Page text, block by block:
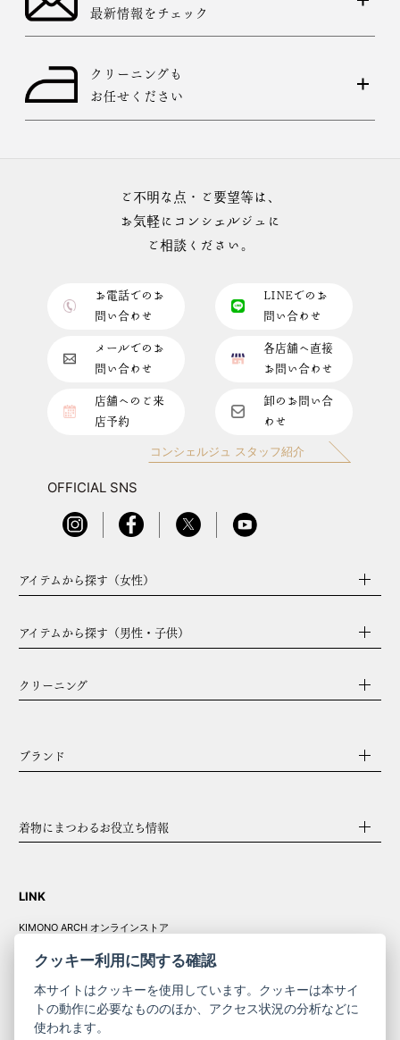
最新情報をチェック
クリーニングも
お任せください
ご不明な点・ご要望等は、
お気軽にコンシェルジュに
ご相談ください。
お電話でのお
問い合わせ
LINEでのお
問い合わせ
メールでのお
問い合わせ
各店舗へ直接
お問い合わせ
店舗へのご来
店予約
卸のお問い合
わせ
コンシェルジュ スタッフ紹介
OFFICIAL SNS
アイテムから探す（女性）
アイテムから探す（男性・子供）
クリーニング
ブランド
着物にまつわるお役立ち情報
LINK
KIMONO ARCH オンラインストア
クッキー利用に関する確認
本サイトはクッキーを使用しています。クッキーは本サイ
トの動作に必要なもののほか、アクセス状況の分析などに
使われます。